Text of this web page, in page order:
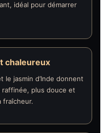
idéal pour démarrer
chaleureux
le jasmin d’Inde donnent
raffinée, plus douce et
fraîcheur.